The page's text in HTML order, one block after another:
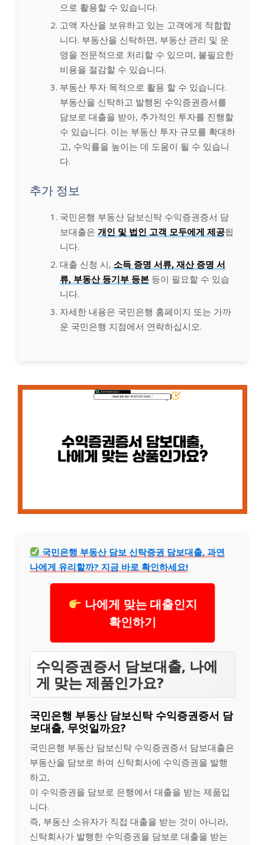
으로 활용할 수 있습니다.
고액 자산을 보유하고 있는 고객에게 적합합
니다. 부동산을 신탁하면, 부동산 관리 및 운
영을 전문적으로 처리할 수 있으며, 불필요한
비용을 절감할 수 있습니다.
부동산 투자 목적으로 활용 할 수 있습니다.
부동산을 신탁하고 발행된 수익증권증서를
담보로 대출을 받아, 추가적인 투자를 진행할
수 있습니다. 이는 부동산 투자 규모를 확대하
고, 수익률을 높이는 데 도움이 될 수 있습니
다.
추가 정보
국민은행 부동산 담보신탁 수익증권증서 담
보대출은 개인 및 법인 고객 모두에게 제공됩
니다.
대출 신청 시, 소득 증명 서류, 재산 증명 서
류, 부동산 등기부 등본 등이 필요할 수 있습
니다.
자세한 내용은 국민은행 홈페이지 또는 가까
운 국민은행 지점에서 연락하십시오.
국민은행 부동산 담보 신탁증권 담보대출, 과연
나에게 유리할까? 지금 바로 확인하세요!
나에게 맞는 대출인지
확인하기
수익증권증서 담보대출, 나에
게 맞는 제품인가요?
국민은행 부동산 담보신탁 수익증권증서 담
보대출, 무엇일까요?
국민은행 부동산 담보신탁 수익증권증서 담보대출은
부동산을 담보로 하여 신탁회사에 수익증권을 발행
하고,
이 수익증권을 담보로 은행에서 대출을 받는 제품입
니다.
즉, 부동산 소유자가 직접 대출을 받는 것이 아니라,
신탁회사가 발행한 수익증권을 담보로 대출을 받는